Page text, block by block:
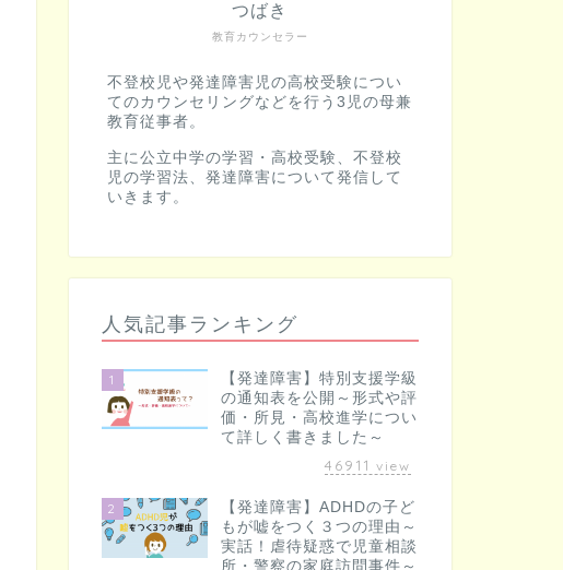
教育カウンセラー
つばき
不登校児や発達障害児の高校受験につい
てのカウンセリングなどを行う3児の母兼
教育従事者。
主に公立中学の学習・高校受験、不登校
児の学習法、発達障害について発信して
いきます。
人気記事ランキング
1
【発達障害】特別支援学級
の通知表を公開～形式や評
価・所見・高校進学につい
て詳しく書きました～
46911 view
2
【発達障害】ADHDの子ど
もが嘘をつく３つの理由～
実話！虐待疑惑で児童相談
所・警察の家庭訪問事件～